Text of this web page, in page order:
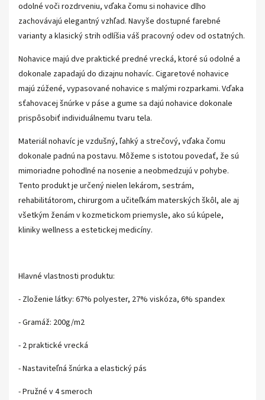
odolné voči rozdrveniu, vďaka čomu si nohavice dlho
zachovávajú elegantný vzhľad. Navyše dostupné farebné
varianty a klasický strih odlíšia váš pracovný odev od ostatných.
Nohavice majú dve praktické predné vrecká, ktoré sú odolné a
dokonale zapadajú do dizajnu nohavíc. Cigaretové nohavice
majú zúžené, vypasované nohavice s malými rozparkami. Vďaka
sťahovacej šnúrke v páse a gume sa dajú nohavice dokonale
prispôsobiť individuálnemu tvaru tela.
Materiál nohavíc je vzdušný, ľahký a strečový, vďaka čomu
dokonale padnú na postavu. Môžeme s istotou povedať, že sú
mimoriadne pohodlné na nosenie a neobmedzujú v pohybe.
Tento produkt je určený nielen lekárom, sestrám,
rehabilitátorom, chirurgom a učiteľkám materských škôl, ale aj
všetkým ženám v kozmetickom priemysle, ako sú kúpele,
kliniky wellness a estetickej medicíny.
Hlavné vlastnosti produktu:
- Zloženie látky: 67% polyester, 27% viskóza, 6% spandex
- Gramáž: 200g/m2
- 2 praktické vrecká
- Nastaviteľná šnúrka a elastický pás
- Pružné v 4 smeroch